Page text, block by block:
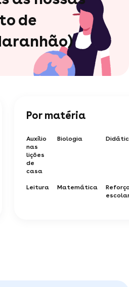
de
Por matéria
Auxílio
nas
lições
de
casa
Biologia
Leitura Matemática